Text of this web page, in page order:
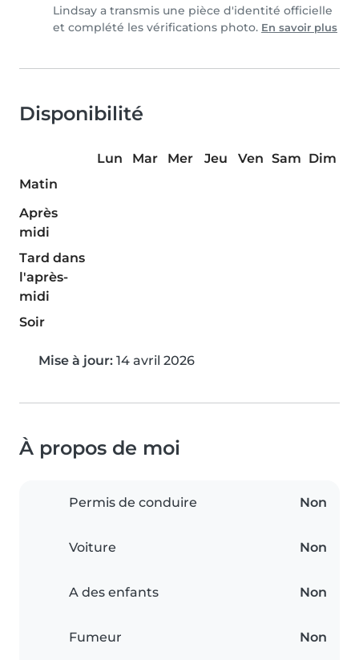
Lindsay a transmis une pièce d'identité officielle
et complété les vérifications photo. En savoir plus
Disponibilité
Lun Mar Mer Jeu Ven Sam Dim
Matin
Après
midi
Tard dans
l'après-
midi
Soir
Mise à jour: 14 avril 2026
À propos de moi
Permis de conduire Non
Voiture Non
A des enfants Non
Fumeur Non